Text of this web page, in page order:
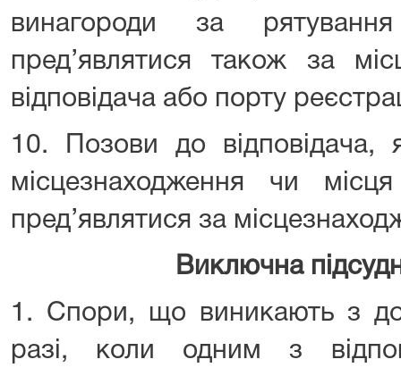
винагороди за
пред’являтися також за
відповідача або порту
10. Позови до відповідача,
місцезнаходження чи
пред’являтися за
Виключна
1. Спори, що виникають з
разі, коли одним з